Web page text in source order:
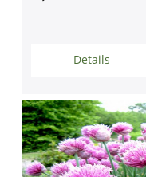
Details